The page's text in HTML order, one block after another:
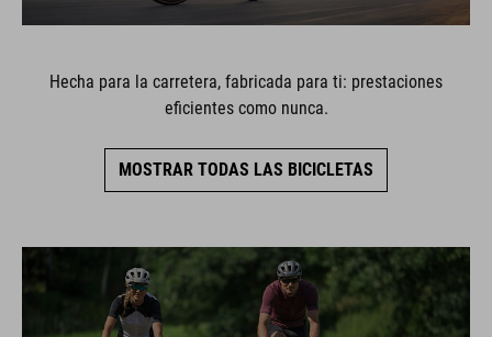
Hecha para la carretera, fabricada para ti: prestaciones
eficientes como nunca.
MOSTRAR TODAS LAS BICICLETAS